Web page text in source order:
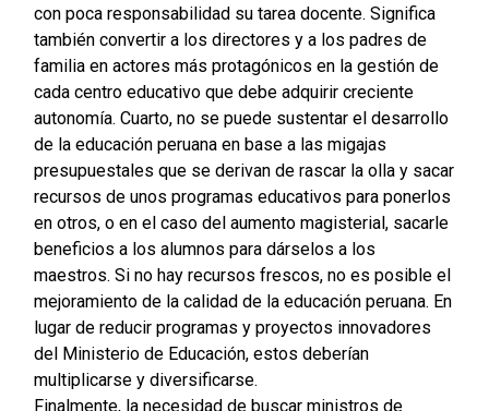
con poca responsabilidad su tarea docente. Significa
también convertir a los directores y a los padres de
familia en actores más protagónicos en la gestión de
cada centro educativo que debe adquirir creciente
autonomía. Cuarto, no se puede sustentar el desarrollo
de la educación peruana en base a las migajas
presupuestales que se derivan de rascar la olla y sacar
recursos de unos programas educativos para ponerlos
en otros, o en el caso del aumento magisterial, sacarle
beneficios a los alumnos para dárselos a los
maestros. Si no hay recursos frescos, no es posible el
mejoramiento de la calidad de la educación peruana. En
lugar de reducir programas y proyectos innovadores
del Ministerio de Educación, estos deberían
multiplicarse y diversificarse.
Finalmente, la necesidad de buscar ministros de